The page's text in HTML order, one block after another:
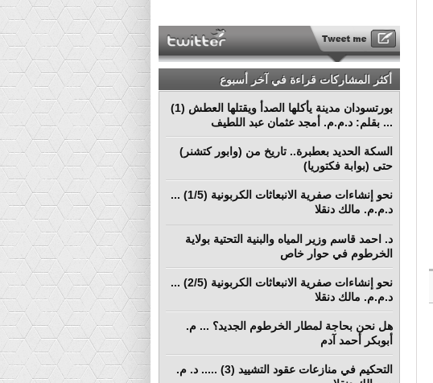
أكثر المشاركات قراءة في آخر أسبوع
بورتسودان مدينة يأكلها الصدأ ويقتلها العطش (1)
... بقلم: د.م.م. أمجد عثمان عبد اللطيف
السكة الحديد بعطبرة.. تاريخ من (وابور كتشنر)
حتى (بوابة فكتوريا)
نحو إنشاءات صفرية الانبعاثات الكربونية (1/5) ...
د.م.م. مالك دنقلا
د. احمد قاسم وزير المياه والبنية التحتية بولاية
الخرطوم في حوار خاص
نحو إنشاءات صفرية الانبعاثات الكربونية (2/5) ...
د.م.م. مالك دنقلا
هل نحن بحاجة لمطار الخرطوم الجديد؟ ... م.
أبوبكر أحمد آدم
التحكيم في منازعات عقود التشييد (3) ..... د. م.